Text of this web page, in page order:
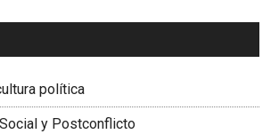
01:04
Mejía,Presidenta Corporación
política
y Postconflicto